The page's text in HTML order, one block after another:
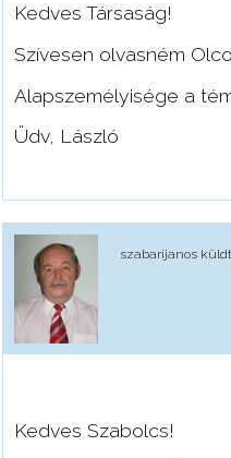
Kedves Társaság!
Szívesen olvasném
Alapszemélyisége a
Üdv, László
szabarijanos
Kedves Szabolcs!